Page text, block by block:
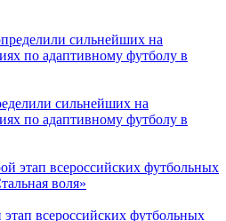
сильнейших на
по адаптивному футболу в
всероссийских футбольных